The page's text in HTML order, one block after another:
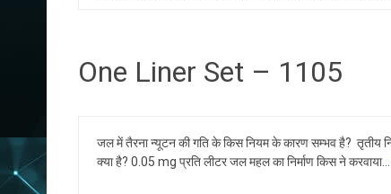
One Liner Set – 1105
जल में तैरना न्यूटन की गति के किस नियम के कारण सम्भव है?
क्या है? 0.05 mg प्रति लीटर जल महल का निर्माण किस ने करवाया…